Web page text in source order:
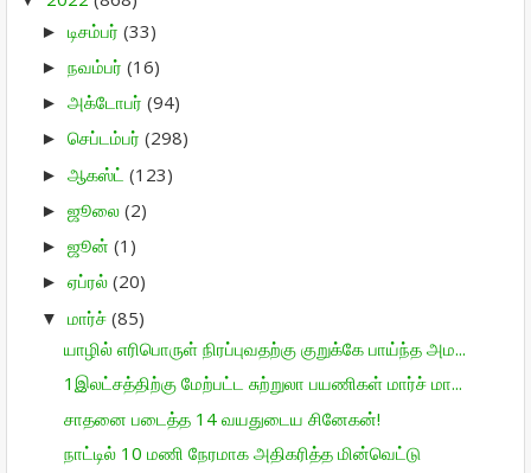
► டிசம்பர் (33)
► நவம்பர் (16)
► அக்டோபர் (94)
► செப்டம்பர் (298)
► ஆகஸ்ட் (123)
► ஜூலை (2)
► ஜூன் (1)
► ஏப்ரல் (20)
▼ மார்ச் (85)
யாழில் எரிபொருள் நிரப்புவதற்கு குறுக்கே பாய்ந்த அம...
1இலட்சத்திற்கு மேற்பட்ட சுற்றுலா பயணிகள் மார்ச் மா...
சாதனை படைத்த 14 வயதுடைய சினேகன்!
நாட்டில் 10 மணி நேரமாக அதிகரித்த மின்வெட்டு